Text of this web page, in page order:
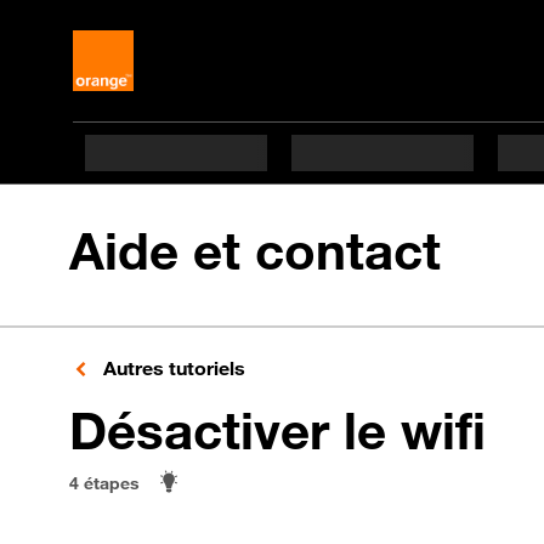
Aide et contact
Autres tutoriels
Désactiver le wifi
4 étapes